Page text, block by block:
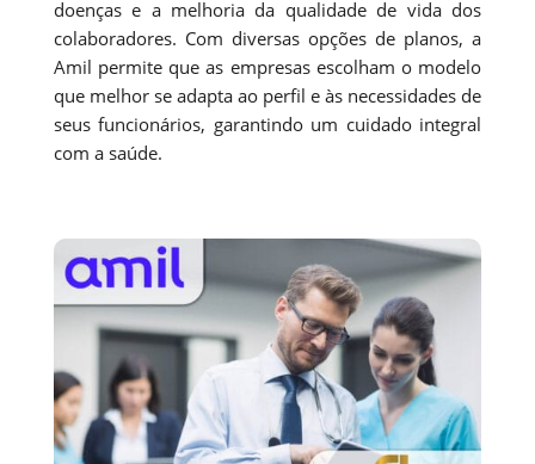
doenças e a melhoria da qualidade de vida dos
colaboradores. Com diversas opções de planos, a
Amil permite que as empresas escolham o modelo
que melhor se adapta ao perfil e às necessidades de
seus funcionários, garantindo um cuidado integral
com a saúde.